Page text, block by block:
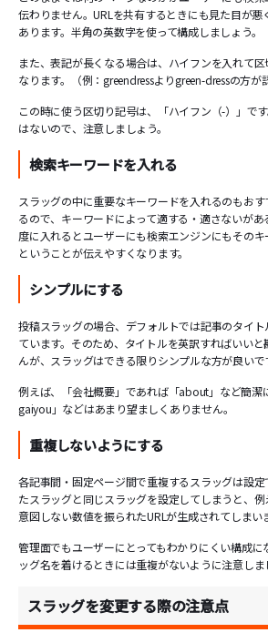
伝わりません。URLを共有するときにも見た目が
あります。半角の英数字を使って構成しましょう。
また、表記が長くなる場合は、ハイフンを入れて
なります。（例：greendressよりgreen-dressの方が
この時に使う区切り記号は、「ハイフン（-）」で
はないので、注意しましょう。
検索キーワードを入れる
スラッグの中に重要なキーワードを入れるのもお
るので、キーワードによって適する・適さないが
度に入れるとユーザーにも検索エンジンにもその
ということが伝えやすくなります。
シンプルにする
投稿スラッグの場合、デフォルトでは記事のタイ
ています。そのため、タイトルを英訳すればいい
んが、スラッグはできる限りシンプルな方が良いで
例えば、「会社概要」であれば「about」など簡潔
gaiyou」などはあまり望ましくありません。
重複しないようにする
各記事間・固定ページ間で重複するスラッグは設
たスラッグと同じスラッグを設定してしまうと、
意図しない数値を振られたURLが生成されてしまい
管理面でもユーザーにとってもわかりにくい構成に
ッグ名を着けるときには重複がないように注意しま
スラッグを変更する際の注意点